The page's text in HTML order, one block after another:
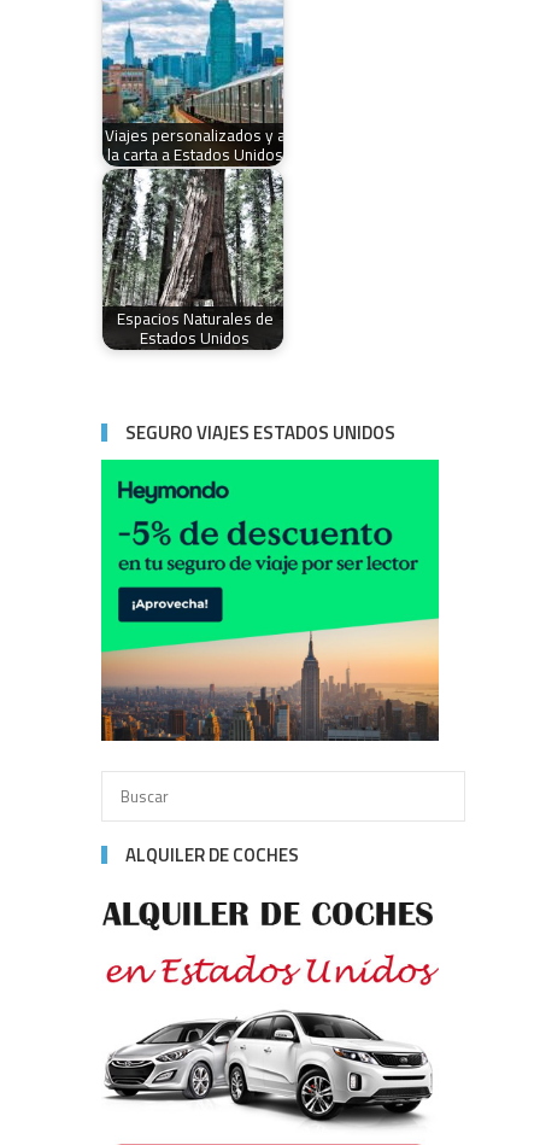
Viajes personalizados y a
la carta a Estados Unidos
Espacios Naturales de
Estados Unidos
SEGURO VIAJES ESTADOS UNIDOS
ALQUILER DE COCHES